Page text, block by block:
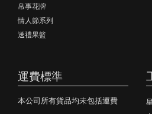
帛事花牌
情人節系列
送禮果籃
運費標準
本公司所有貨品均未包括運費